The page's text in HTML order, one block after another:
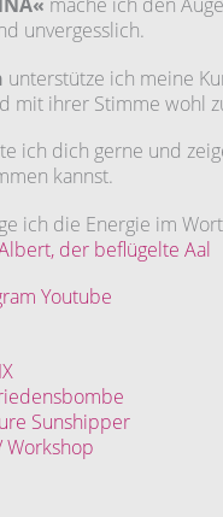
unvergesslich.
unterstütze ich meine
mit ihrer Stimme wohl
ich dich gerne und
kannst.
ich die Energie im
der beflügelte Aal
Youtube
Sunshipper
Workshop